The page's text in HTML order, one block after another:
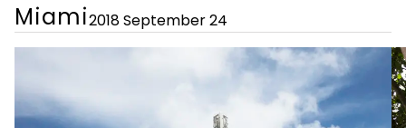
Miami2018 September 24